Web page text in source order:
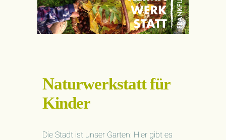
Naturwerkstatt für
Kinder
Die Stadt ist unser Garten: Hier gibt es